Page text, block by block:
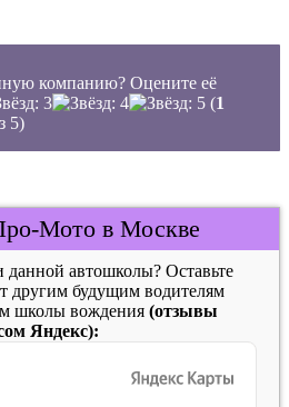
компанию? Оцените её
(1
5)
Мото в Москве
данной автошколы? Оставьте
другим будущим водителям
школы вождения (отзывы
Яндекс):